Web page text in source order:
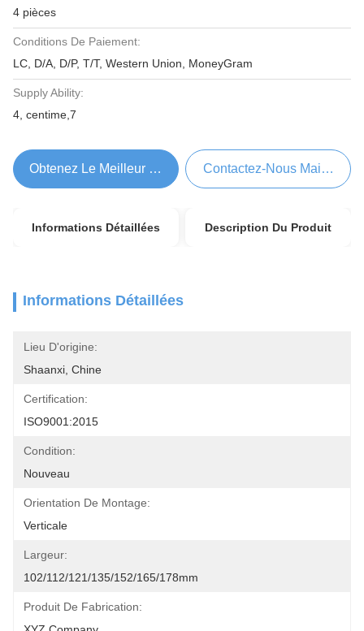
4 pièces
Conditions De Paiement:
LC, D/A, D/P, T/T, Western Union, MoneyGram
Supply Ability:
4, centime,7
Obtenez Le Meilleur Prix Contactez-Nous Maintenant
Informations Détaillées Description Du Produit
Informations Détaillées
Lieu D'origine:
Shaanxi, Chine
Certification:
ISO9001:2015
Condition:
Nouveau
Orientation De Montage:
Verticale
Largeur:
102/112/121/135/152/165/178mm
Produit De Fabrication: